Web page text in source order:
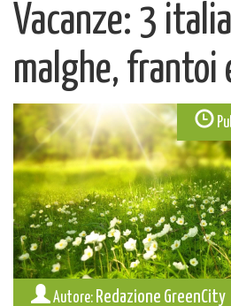
Vacanze: 3
malghe, frantoi
Autore: Redazione GreenCity